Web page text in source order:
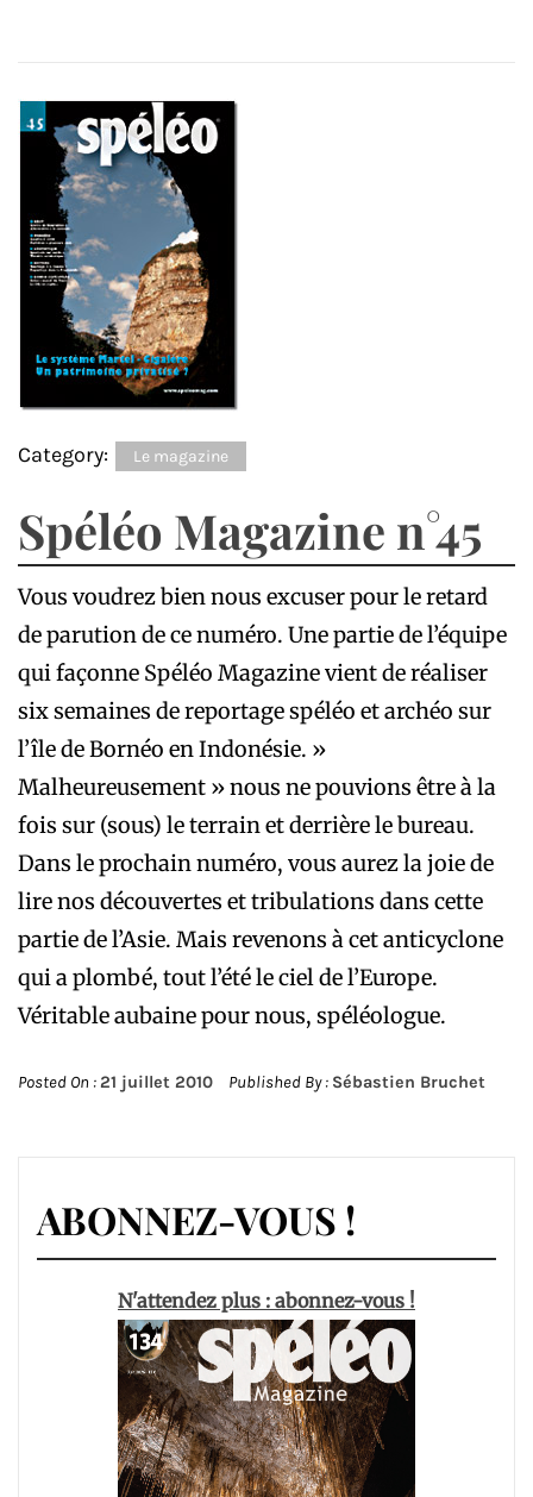
Category: Le magazine
Spéléo Magazine n°45
Vous voudrez bien nous excuser pour le retard
de parution de ce numéro. Une partie de l’équipe
qui façonne Spéléo Magazine vient de réaliser
six semaines de reportage spéléo et archéo sur
l’île de Bornéo en Indonésie. »
Malheureusement » nous ne pouvions être à la
fois sur (sous) le terrain et derrière le bureau.
Dans le prochain numéro, vous aurez la joie de
lire nos découvertes et tribulations dans cette
partie de l’Asie. Mais revenons à cet anticyclone
qui a plombé, tout l’été le ciel de l’Europe.
Véritable aubaine pour nous, spéléologue.
Posted On :21 juillet 2010 Published By : Sébastien Bruchet
ABONNEZ-VOUS !
N'attendez plus : abonnez-vous !